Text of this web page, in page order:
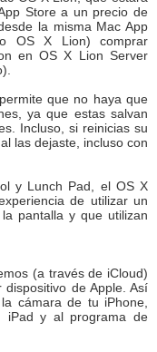
Store a un precio de
la misma Mac App
OS X Lion) comprar
en OS X Lion Server
que no haya que
ya que estas salvan
Incluso, si reinicias su
las dejaste, incluso con
y Lunch Pad, el OS X
de utilizar un
pantalla y que utilizan
(a través de iCloud)
de Apple. Así
cámara de tu iPhone,
iPad y al programa de